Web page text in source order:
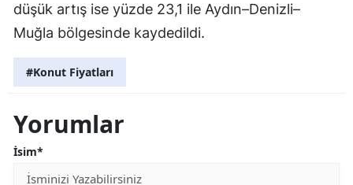
düşük artış ise yüzde 23,1 ile Aydın–Denizli–
Muğla bölgesinde kaydedildi.
#Konut Fiyatları
Yorumlar
İsim*